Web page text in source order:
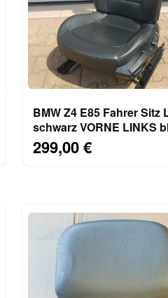
BMW Z4 E85 Fahrer Sitz
schwarz VORNE LINKS black
leather seat ABHOLUNG
299,00 €